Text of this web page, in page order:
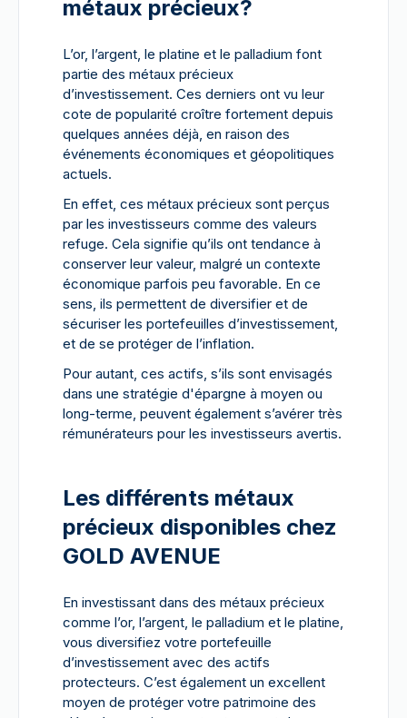
métaux précieux?
L’or, l’argent, le platine et le palladium font
partie des métaux précieux
d’investissement. Ces derniers ont vu leur
cote de popularité croître fortement depuis
quelques années déjà, en raison des
événements économiques et géopolitiques
actuels.
En effet, ces métaux précieux sont perçus
par les investisseurs comme des valeurs
refuge. Cela signifie qu’ils ont tendance à
conserver leur valeur, malgré un contexte
économique parfois peu favorable. En ce
sens, ils permettent de diversifier et de
sécuriser les portefeuilles d’investissement,
et de se protéger de l’inflation.
Pour autant, ces actifs, s’ils sont envisagés
dans une stratégie d'épargne à moyen ou
long-terme, peuvent également s’avérer très
rémunérateurs pour les investisseurs avertis.
Les différents métaux
précieux disponibles chez
GOLD AVENUE
En investissant dans des métaux précieux
comme l’or, l’argent, le palladium et le platine,
vous diversifiez votre portefeuille
d’investissement avec des actifs
protecteurs. C’est également un excellent
moyen de protéger votre patrimoine des